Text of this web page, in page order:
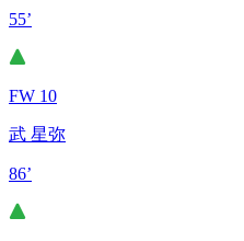
55’
FW 10
武 星弥
86’